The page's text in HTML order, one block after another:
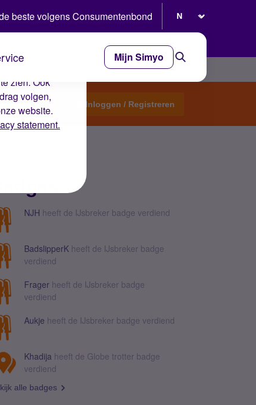
op de
zien. Ook
volgen,
website.
statement.
beste volgens Consumentenbond
Mijn Simyo
een topic Inloggen / Registreren
NJH heeft de IJsbreker badge verdiend
BadslipperK heeft de IJsbreker badge
verdiend
Frager heeft de IJsbreker badge
verdiend
Aukje heeft de IJsbreker badge verdiend
Khadija heeft de Globe trotter badge
verdiend
alle badges